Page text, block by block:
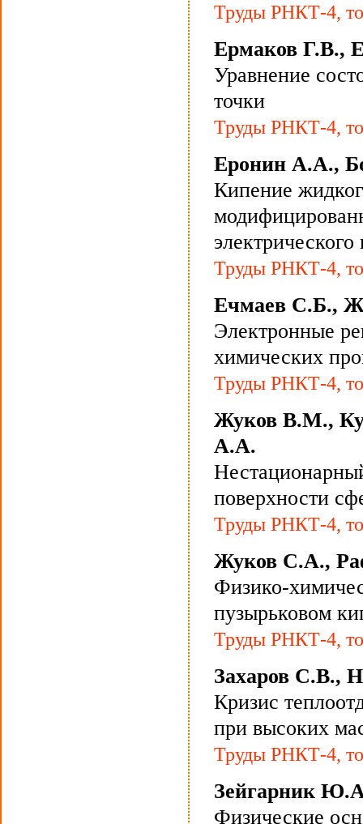
Труды РНКТ-4,
Ермаков Г.В.,
Уравнение
точки
Труды РНКТ-4,
Еронин А.А.,
Кипение
электрического
Труды РНКТ-4,
Ечмаев С.Б.,
Электронные
химических
Труды РНКТ-4,
Жуков В.М.,
А.А.
поверхности
Труды РНКТ-4,
Жуков С.А.,
Физико-
пузырьковом
Труды РНКТ-4,
Захаров С.В.,
Кризис
при высоких
Труды РНКТ-4,
Зейгарник
Физические